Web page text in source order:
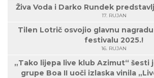
Živa Voda i Darko Rundek
17. RUJAN
Tilen Lotrič osvojio glavnu
festivalu 2025.!
16. RUJAN
„Tako lijepa live klub Azimut“ šesti
grupe Boa II uoči izlaska vinila